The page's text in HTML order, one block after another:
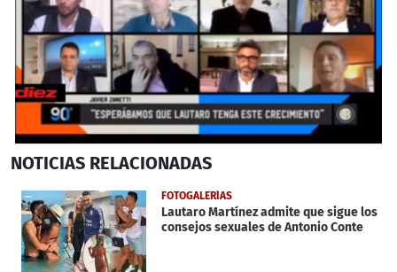
seconds
1
minute,
20
seconds
NOTICIAS RELACIONADAS
FOTOGALERÍAS
Lautaro Martínez admite que sigue los
consejos sexuales de Antonio Conte